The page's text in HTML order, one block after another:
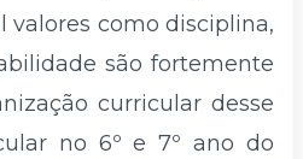
valores como disciplina,
são fortemente
curricular desse
no 6º e 7º ano do